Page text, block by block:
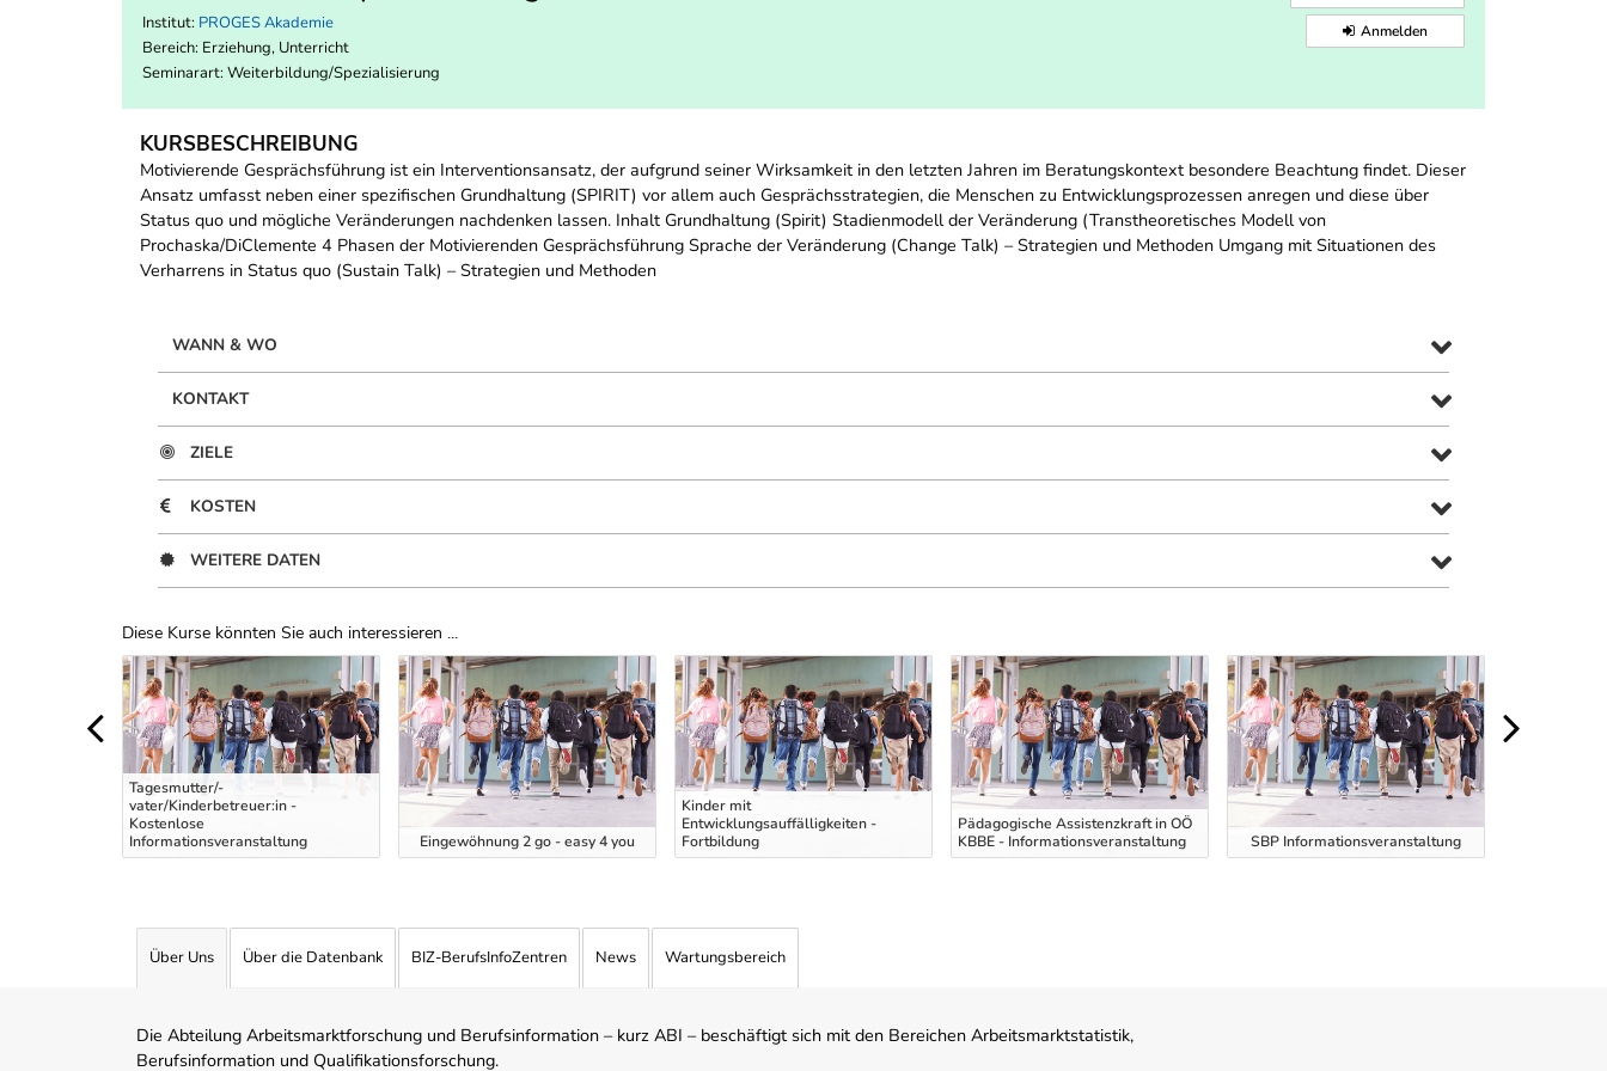
Institut: PROGES Akademie
Bereich: Erziehung, Unterricht
Seminarart: Weiterbildung/Spezialisierung
Anmelden
KURSBESCHREIBUNG
Motivierende Gesprächsführung ist ein Interventionsansatz, der aufgrund seiner Wirksamkeit in den letzten Jahren im Beratungskontext besondere Beachtung findet. Dieser
Ansatz umfasst neben einer spezifischen Grundhaltung (SPIRIT) vor allem auch Gesprächsstrategien, die Menschen zu Entwicklungsprozessen anregen und diese über
Status quo und mögliche Veränderungen nachdenken lassen. Inhalt Grundhaltung (Spirit) Stadienmodell der Veränderung (Transtheoretisches Modell von
Prochaska/DiClemente 4 Phasen der Motivierenden Gesprächsführung Sprache der Veränderung (Change Talk) – Strategien und Methoden Umgang mit Situationen des
Verharrens in Status quo (Sustain Talk) – Strategien und Methoden
WANN & WO
KONTAKT
ZIELE
KOSTEN
WEITERE DATEN
Diese Kurse könnten Sie auch interessieren ...
Uber Weiterbildungsvorschläge
Tagesmutter/-
vater/Kinderbetreuer:in -
Kostenlose
Informationsveranstaltung
Eingewöhnung 2 go - easy 4 you
Kinder mit
Entwicklungsauffälligkeiten -
Fortbildung
Pädagogische Assistenzkraft in OÖ
KBBE - Informationsveranstaltung
SBP Informationsveranstaltung
Über Uns Über die Datenbank BIZ-BerufsInfoZentren News Wartungsbereich
Die Abteilung Arbeitsmarktforschung und Berufsinformation – kurz ABI – beschäftigt sich mit den Bereichen Arbeitsmarktstatistik,
Berufsinformation und Qualifikationsforschung.